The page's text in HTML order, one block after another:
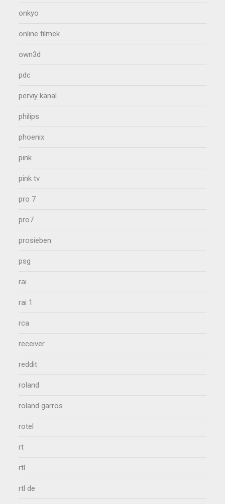
onkyo
online filmek
own3d
pdc
perviy kanal
philips
phoenix
pink
pink tv
pro 7
pro7
prosieben
psg
rai
rai 1
rca
receiver
reddit
roland
roland garros
rotel
rt
rtl
rtl de